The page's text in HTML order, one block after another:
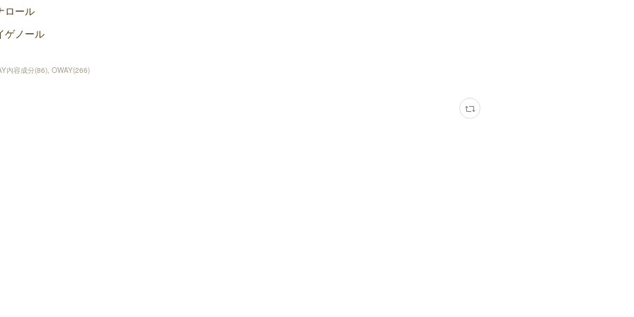
ロール
ゲノール
内容成分(86) OWAY(266)